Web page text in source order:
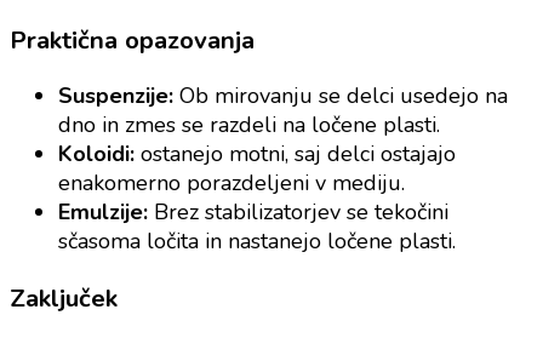
Praktična opazovanja
Suspenzije: Ob mirovanju se delci usedejo na
dno in zmes se razdeli na ločene plasti.
Koloidi: ostanejo motni, saj delci ostajajo
enakomerno porazdeljeni v mediju.
Emulzije: Brez stabilizatorjev se tekočini
sčasoma ločita in nastanejo ločene plasti.
Zaključek